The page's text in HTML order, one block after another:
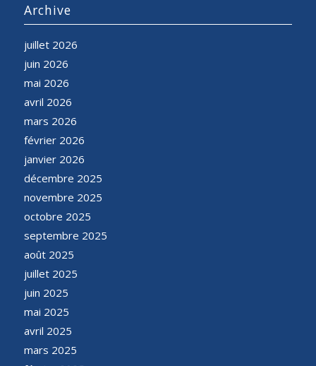
Archive
juillet 2026
juin 2026
mai 2026
avril 2026
mars 2026
février 2026
janvier 2026
décembre 2025
novembre 2025
octobre 2025
septembre 2025
août 2025
juillet 2025
juin 2025
mai 2025
avril 2025
mars 2025